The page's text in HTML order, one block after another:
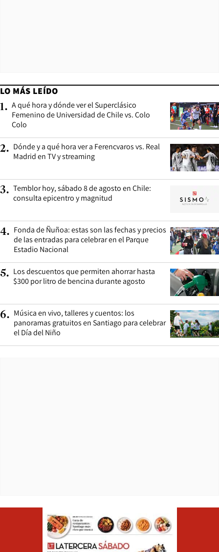
LO MÁS LEÍDO
1. A qué hora y dónde ver el Superclásico
Femenino de Universidad de Chile vs. Colo
Colo
2. Dónde y a qué hora ver a Ferencvaros vs. Real
Madrid en TV y streaming
3. Temblor hoy, sábado 8 de agosto en Chile:
consulta epicentro y magnitud
4. Fonda de Ñuñoa: estas son las fechas y precios
de las entradas para celebrar en el Parque
Estadio Nacional
5. Los descuentos que permiten ahorrar hasta
$300 por litro de bencina durante agosto
6. Música en vivo, talleres y cuentos: los
panoramas gratuitos en Santiago para celebrar
el Día del Niño